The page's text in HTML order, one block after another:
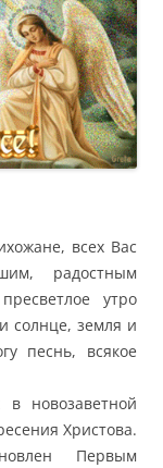
всех Вас
радостным
утро
солнце, земля и
песнь, всякое
новозаветной
Христова.
Первым